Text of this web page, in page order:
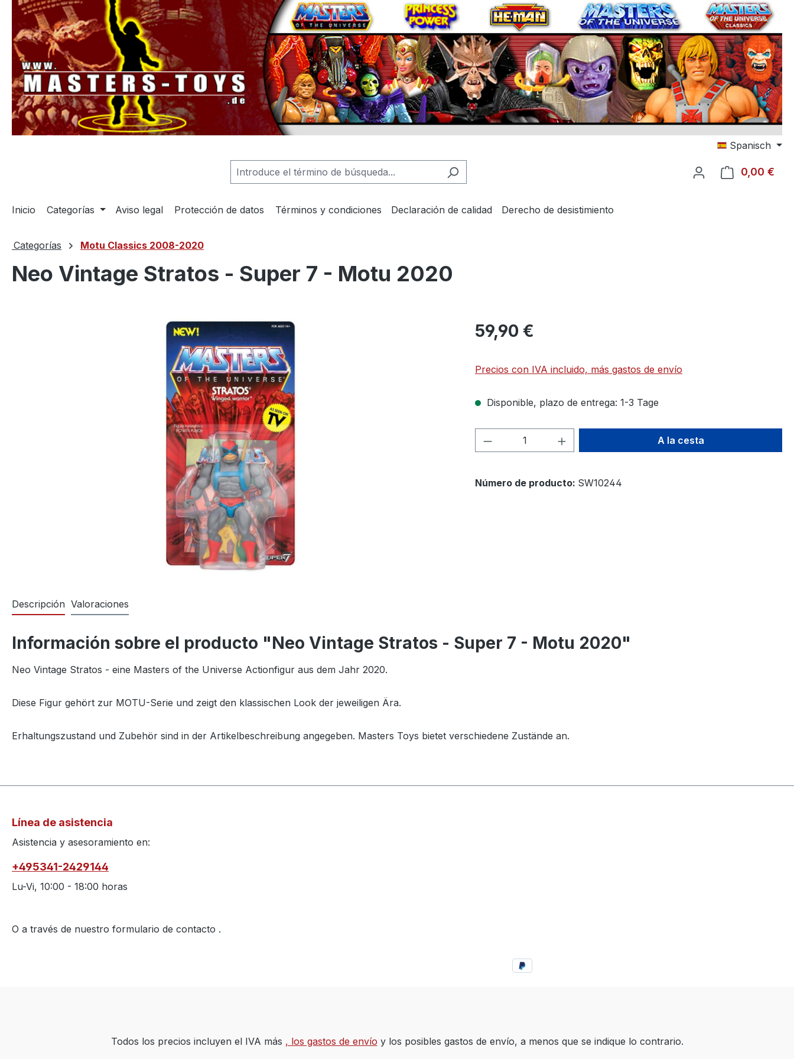
Saltar a la navegación principal
Spanisch
0,00 €
Inicio Categorías Aviso legal Protección de datos Términos y condiciones Declaración de calidad Derecho de desistimiento
Categorías Motu Classics 2008-2020
Neo Vintage Stratos - Super 7 - Motu 2020
59,90 €
Precios con IVA incluido, más gastos de envío
Disponible, plazo de entrega: 1-3 Tage
Cantidad del producto: introduce la cantidad
A la cesta
Número de producto: SW10244
Descripción Valoraciones
Información sobre el producto "Neo Vintage Stratos - Super 7 - Motu 2020"
Neo Vintage Stratos - eine Masters of the Universe Actionfigur aus dem Jahr 2020.
Diese Figur gehört zur MOTU-Serie und zeigt den klassischen Look der jeweiligen Ära.
Erhaltungszustand und Zubehör sind in der Artikelbeschreibung angegeben. Masters Toys bietet verschiedene Zustände an.
Línea de asistencia
Asistencia y asesoramiento en:
+495341-2429144
Lu-Vi, 10:00 - 18:00 horas
O a través de nuestro formulario de contacto .
Todos los precios incluyen el IVA más , los gastos de envío y los posibles gastos de envío, a menos que se indique lo contrario.